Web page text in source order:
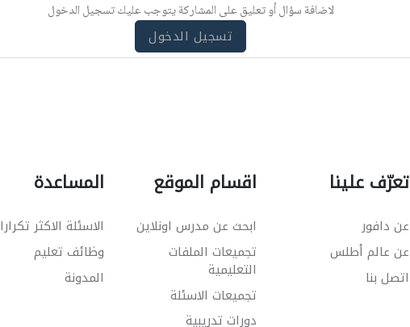
لاضافة سؤال أو تعليق على المشاركة يتوجب عليك تسجيل الدخول
تسجيل الدخول
تعرّف علينا
عن دافور
عن عالم أطلس
اتصل بنا
اقسام الموقع
ابحث عن مدرس اونلاين
تجميعات الملفات
التعليمية
تجميعات الاسئلة
دورات تدريبية
المساعدة
الاسئلة الاكثر تكرارا
وظائف تعليم
المدونة